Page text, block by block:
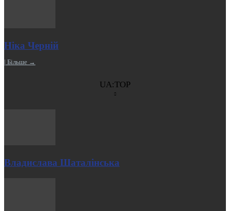
Ніка Черній
| Більше →
UA:TOP
Владислава Шаталінська